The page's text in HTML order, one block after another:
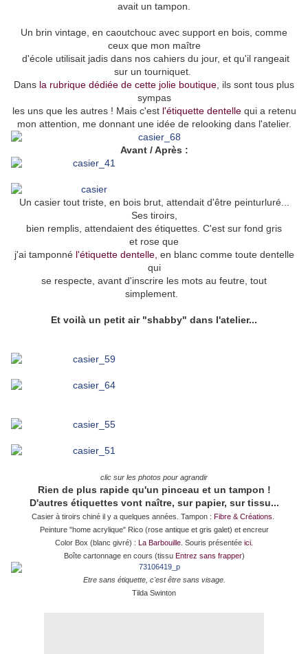
avait un tampon.
Un brin vintage, en caoutchouc avec support en bois, comme
ceux que mon maître
d'école utilisait jadis dans nos cahiers du jour, et qu'il rangeait
sur un tourniquet.
Dans la rubrique dédiée de cette jolie boutique , ils sont tous plus
sympas
les uns que les autres ! Mais c'est l'étiquette dentelle qui a retenu
mon attention, me donnant une idée de relooking dans l'atelier.
Avant / Après :
Un casier tout triste, en bois brut, attendait d'être peinturluré...
Ses tiroirs,
bien remplis, attendaient des étiquettes. C'est sur fond gris
et rose que
j'ai tamponné l'étiquette dentelle, en blanc comme toute dentelle
qui
se respecte, avant d'inscrire les mots au feutre, tout
simplement.
Et voilà un petit air "shabby" dans l'atelier...
clic sur les photos pour agrandir
Rien de plus rapide qu'un pinceau et un tampon !
D'autres étiquettes vont naître, sur papier, sur tissu...
Casier à tiroirs chiné il y a quelques années. Tampon : Fibre & Créations
Peinture "home acrylique" Rico (rose antique et gris galet) et encreur
Color Box (blanc givré) : La Barbouille . Souris présentée ici.
Boîte cartonnage en cours (tissu Entrez sans frapper)
Etre sans étiquette, c'est être sans visage.
Tilda Swinton